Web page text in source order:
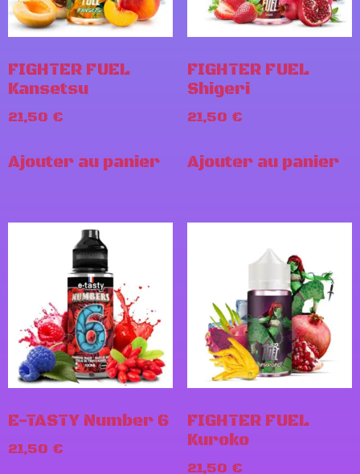
FIGHTER FUEL
Kansetsu
21,50 €
Ajouter au panier
FIGHTER FUEL
Shigeri
21,50 €
Ajouter au panier
E-TASTY Number 6
21,50 €
FIGHTER FUEL
Kuroko
21,50 €